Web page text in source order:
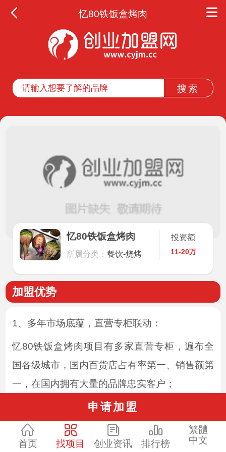
忆80铁饭盒烤肉
忆80铁饭盒烤肉
所属分类： 餐饮-烧烤
投资额
11-20万
加盟优势
1、多年市场底蕴，直营专柜联动：
忆80铁饭盒烤肉项目有多家直营专柜，遍布全
国各级城市，国内百货店占有率第一、销售额第
一，在国内拥有大量的品牌忠实客户；
2、丰富市场经验，精准品牌定位：
加盟忆80铁饭盒烤肉项目等于拥有多年国内市
场运营经验，能够深入了解购物心理和消费需
申请加盟
首页 找项目 创业资讯 排行榜
繁體
中文